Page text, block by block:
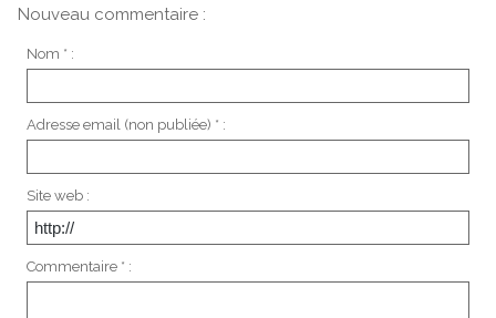
Nouveau commentaire :
Nom * :
Adresse email (non publiée) * :
Site web :
Commentaire * :